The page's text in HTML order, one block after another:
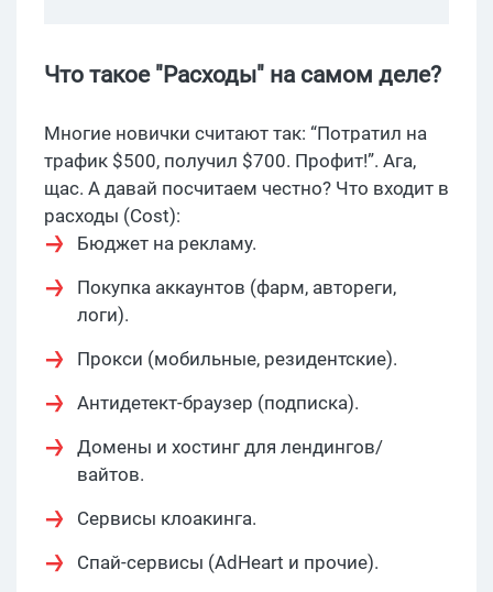
Что такое "Расходы" на самом деле?
Многие новички считают так: “Потратил на
трафик $500, получил $700. Профит!”. Ага,
щас. А давай посчитаем честно? Что входит в
расходы (Cost):
Бюджет на рекламу.
Покупка аккаунтов (фарм, автореги,
логи).
Прокси (мобильные, резидентские).
Антидетект-браузер (подписка).
Домены и хостинг для лендингов/
вайтов.
Сервисы клоакинга.
Спай-сервисы (AdHeart и прочие).